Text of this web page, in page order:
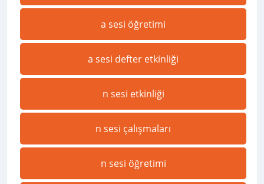
a sesi öğretimi
a sesi defter etkinliği
n sesi etkinliği
n sesi çalışmaları
n sesi öğretimi